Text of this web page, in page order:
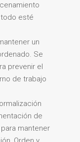
esté
un
Se
prevenir el
de trabajo
de
mantener